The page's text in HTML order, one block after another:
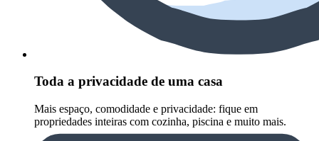
Toda a privacidade de uma casa
Mais espaço, comodidade e privacidade: fique em
propriedades inteiras com cozinha, piscina e muito mais.